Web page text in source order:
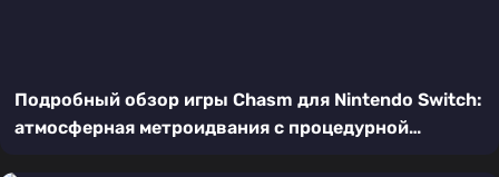
Подробный обзор игры Chasm для Nintendo Switch:
атмосферная метроидвания с процедурной